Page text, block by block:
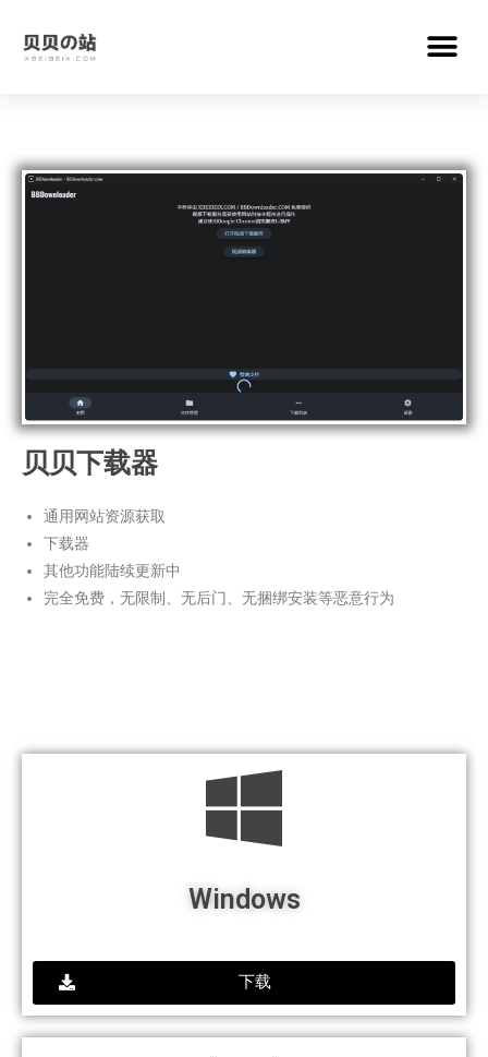
贝贝下载器
通用网站资源获取
下载器
其他功能陆续更新中
完全免费，无限制、无后门、无捆绑安装等恶意行为
Windows
下载